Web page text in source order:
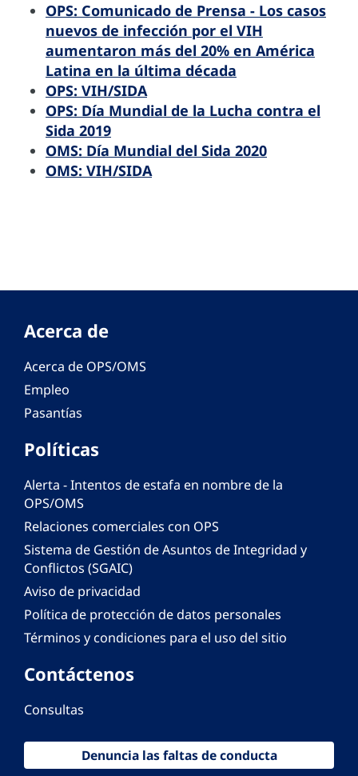
OPS: Comunicado de Prensa - Los casos
nuevos de infección por el VIH
aumentaron más del 20% en América
Latina en la última década
OPS: VIH/SIDA
OPS: Día Mundial de la Lucha contra el
Sida 2019
OMS: Día Mundial del Sida 2020
OMS: VIH/SIDA
Acerca de
Acerca de OPS/OMS
Empleo
Pasantías
Políticas
Alerta - Intentos de estafa en nombre de la
OPS/OMS
Relaciones comerciales con OPS
Sistema de Gestión de Asuntos de Integridad y
Conflictos (SGAIC)
Aviso de privacidad
Política de protección de datos personales
Términos y condiciones para el uso del sitio
Contáctenos
Consultas
Denuncia las faltas de conducta